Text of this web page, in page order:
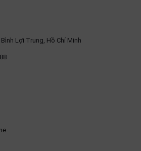
Lợi Trung, Hồ Chí Minh